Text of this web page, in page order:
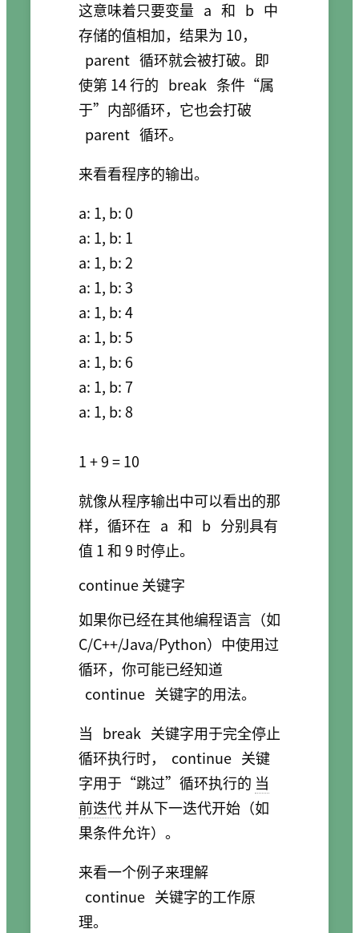
这意味着只要变量 a 和 b 中
存储的值相加，结果为 10，
parent 循环就会被打破。即
使第 14 行的 break 条件“属
于”内部循环，它也会打破
parent 循环。
来看看程序的输出。
a: 1, b: 0
a: 1, b: 1
a: 1, b: 2
a: 1, b: 3
a: 1, b: 4
a: 1, b: 5
a: 1, b: 6
a: 1, b: 7
a: 1, b: 8
就像从程序输出中可以看出的那
样，循环在 a 和 b 分别具有
值 1 和 9 时停止。
continue 关键字
如果你已经在其他编程语言（如
C/C++/Java/Python）中使用过
循环，你可能已经知道
continue 关键字的用法。
当 break 关键字用于完全停止
循环执行时，
continue 关键
字用于“跳过”循环执行的 当
前迭代并从下一迭代开始（如
果条件允许）。
来看一个例子来理解
continue 关键字的工作原
理。